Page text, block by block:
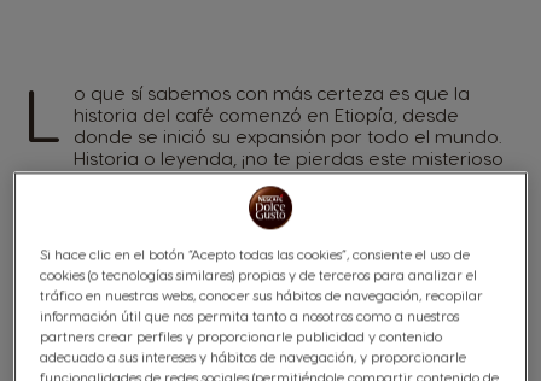
L
o que sí sabemos con más certeza es que la
historia del café comenzó en Etiopía, desde
donde se inició su expansión por todo el mundo.
Historia o leyenda, ¡no te pierdas este misterioso
viaje al pasado!
Si hace clic en el botón “Acepto todas las cookies”, consiente el uso de
cookies (o tecnologías similares) propias y de terceros para analizar el
tráfico en nuestras webs, conocer sus hábitos de navegación, recopilar
información útil que nos permita tanto a nosotros como a nuestros
partners crear perfiles y proporcionarle publicidad y contenido
adecuado a sus intereses y hábitos de navegación, y proporcionarle
funcionalidades de redes sociales (permitiéndole compartir contenido de